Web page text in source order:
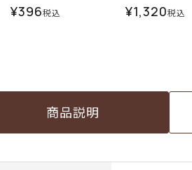
¥396税込 ¥1,320税込
商品説明